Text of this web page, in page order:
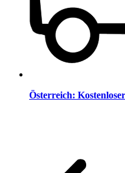
Österreich: